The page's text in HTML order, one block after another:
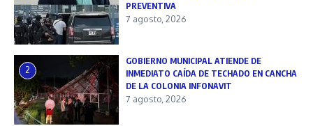
PREVENTIVA
7 agosto, 2026
2
GOBIERNO MUNICIPAL ATIENDE DE
INMEDIATO CAÍDA DE TECHADO EN CANCHA
DE LA COLONIA INFONAVIT
7 agosto, 2026